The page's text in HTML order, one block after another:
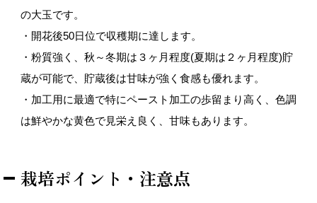
の大玉です。
・開花後50日位で収穫期に達します。
・粉質強く、秋～冬期は３ヶ月程度(夏期は２ヶ月程度)貯
蔵が可能で、貯蔵後は甘味が強く食感も優れます。
・加工用に最適で特にペースト加工の歩留まり高く、色調
は鮮やかな黄色で見栄え良く、甘味もあります。
栽培ポイント・注意点